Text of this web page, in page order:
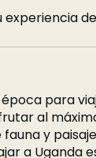
experiencia
para
al
y
a Uganda